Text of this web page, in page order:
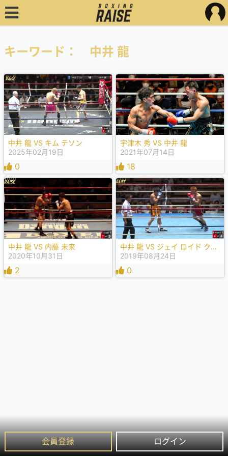
会員登録 ログイン
キーワード： 中井 龍
中井 龍 VS キム テソン
2025年02月19日
0
宇津木 秀 VS 中井 龍
2021年07月14日
18
中井 龍 VS 内藤 未来
2020年10月31日
2
中井 龍 VS ジェイ ロイド クィドラット
2019年08月24日
0